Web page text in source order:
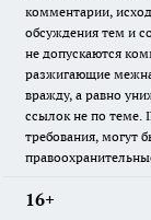
комментарии,
обсуждения тем и
не допускаются
разжигающие
вражду, а равно
ссылок не по теме.
требования, могут
16+